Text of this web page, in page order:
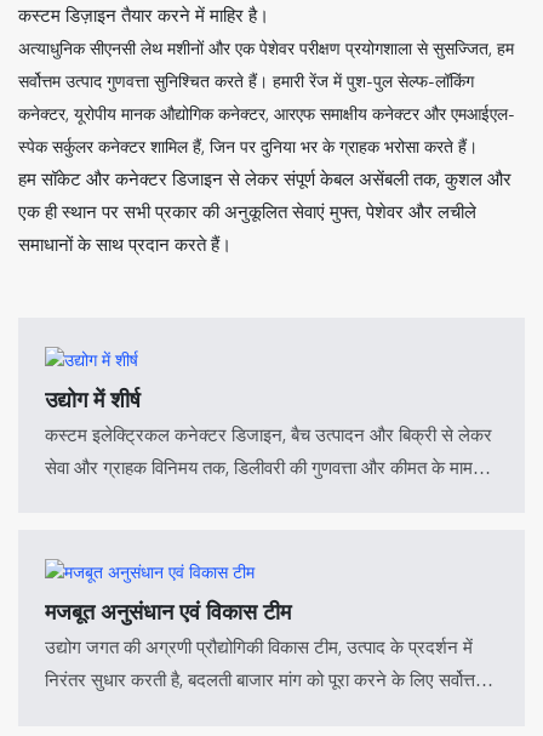
कस्टम डिज़ाइन तैयार करने में माहिर है।
अत्याधुनिक सीएनसी लेथ मशीनों और एक पेशेवर परीक्षण प्रयोगशाला से सुसज्जित, हम
सर्वोत्तम उत्पाद गुणवत्ता सुनिश्चित करते हैं। हमारी रेंज में पुश-पुल सेल्फ-लॉकिंग
कनेक्टर, यूरोपीय मानक औद्योगिक कनेक्टर, आरएफ समाक्षीय कनेक्टर और एमआईएल-
स्पेक सर्कुलर कनेक्टर शामिल हैं, जिन पर दुनिया भर के ग्राहक भरोसा करते हैं।
हम सॉकेट और कनेक्टर डिजाइन से लेकर संपूर्ण केबल असेंबली तक, कुशल और
एक ही स्थान पर सभी प्रकार की अनुकूलित सेवाएं मुफ्त, पेशेवर और लचीले
समाधानों के साथ प्रदान करते हैं।
उद्योग में शीर्ष
कस्टम इलेक्ट्रिकल कनेक्टर डिजाइन, बैच उत्पादन और बिक्री से लेकर
सेवा और ग्राहक विनिमय तक, डिलीवरी की गुणवत्ता और कीमत के मामले
मान्यता और विश्वास प्राप्त है।
मजबूत अनुसंधान एवं विकास टीम
उद्योग जगत की अग्रणी प्रौद्योगिकी विकास टीम, उत्पाद के प्रदर्शन में
निरंतर सुधार करती है, बदलती बाजार मांग को पूरा करने के लिए सर्वोत्तम